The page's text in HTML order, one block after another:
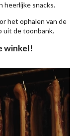
heerlijke snacks.
het ophalen van de
uit de toonbank.
winkel!